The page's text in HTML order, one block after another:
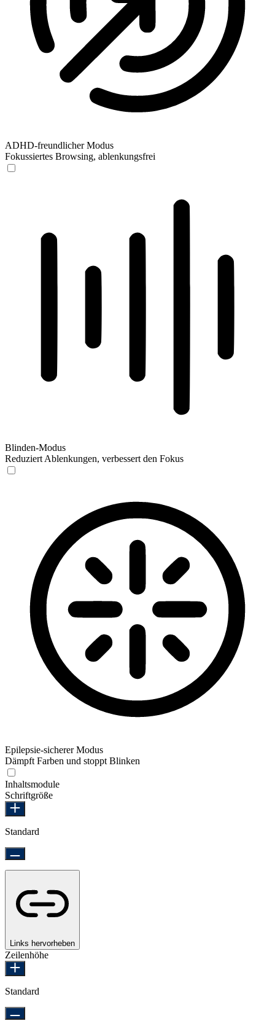
ADHD-freundlicher Modus
Fokussiertes Browsing, ablenkungsfrei
Blinden-Modus
Reduziert Ablenkungen, verbessert den Fokus
Epilepsie-sicherer Modus
Dämpft Farben und stoppt Blinken
Inhaltsmodule
Schriftgröße
Standard
Links hervorheben
Zeilenhöhe
Standard